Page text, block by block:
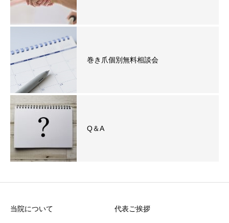
巻き爪個別無料相談会
Q＆A
当院について 代表ご挨拶